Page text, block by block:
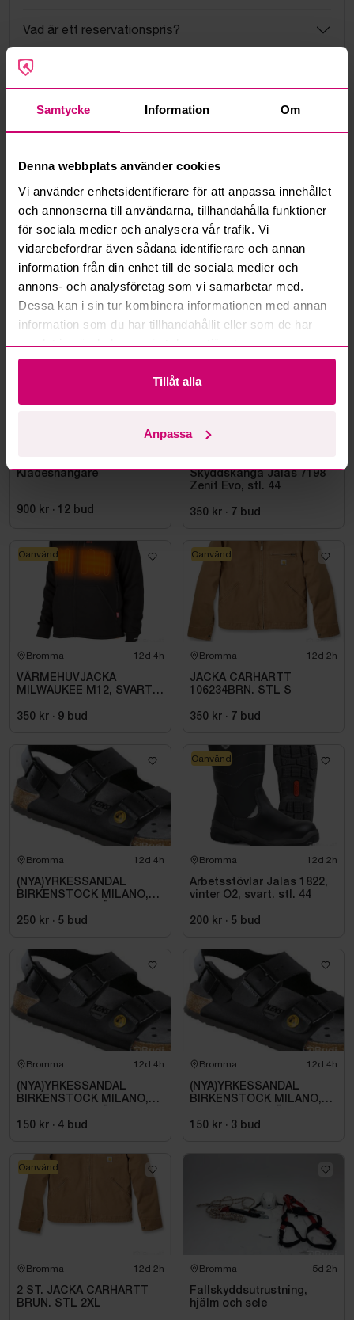
Samtycke Information Om
Denna webbplats använder cookies
Vi använder enhetsidentifierare för att anpassa innehållet
och annonserna till användarna, tillhandahålla funktioner
för sociala medier och analysera vår trafik. Vi
vidarebefordrar även sådana identifierare och annan
information från din enhet till de sociala medier och
annons- och analysföretag som vi samarbetar med.
Dessa kan i sin tur kombinera informationen med annan
information som du har tillhandahållit eller som de har
samlat in när du har använt deras tjänster.
Tillåt alla
Anpassa
Vad är ett reservationspris?
Hur fungerar maxbud?
Hur fungerar budmotorn?
Kan ni frakta mina vunna objekt?
Läs fler frågor och svar
Mer från samma kategori
Klädeshängare
900 kr · 12 bud
Skyddskänga Jalas 7198
Zenit Evo, stl. 44
350 kr · 7 bud
Oanvänd
Bromma 12d 4h
VÄRMEHUVJACKA
MILWAUKEE M12, SVART
350 kr · 9 bud
Oanvänd
Bromma 12d 2h
JACKA CARHARTT
106234BRN. STL S
350 kr · 7 bud
Oanvänd
Bromma 12d 4h
(NYA)YRKESSANDAL
BIRKENSTOCK MILANO,
SVART. STL 42
250 kr · 5 bud
Bromma 12d 2h
Arbetsstövlar Jalas 1822,
vinter O2, svart. stl. 44
200 kr · 5 bud
Oanvänd
Bromma 12d 4h
(NYA)YRKESSANDAL
BIRKENSTOCK MILANO,
SVART. STL 42
150 kr · 4 bud
Bromma 12d 4h
(NYA)YRKESSANDAL
BIRKENSTOCK MILANO,
SVART. STL 42
150 kr · 3 bud
Bromma 12d 2h
2 ST. JACKA CARHARTT
BRUN. STL 2XL
Oanvänd
Bromma 5d 2h
Fallskyddsutrustning,
hjälm och sele